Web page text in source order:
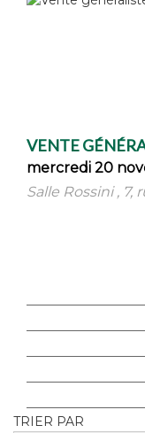
VENTE
mercredi 20
Salle Rossini , 7,
TRIER PAR